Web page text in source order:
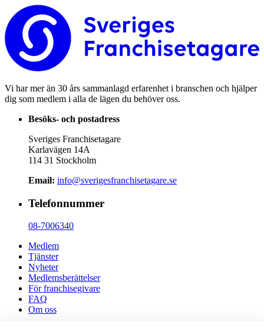
Vi har mer än 30 års sammanlagd erfarenhet i branschen och hjälper
dig som medlem i alla de lägen du behöver oss.
Besöks- och postadress
Sveriges Franchisetagare
Karlavägen 14A
114 31 Stockholm
Email: info@sverigesfranchisetagare.se
Telefonnummer
08-7006340
Medlem
Tjänster
Nyheter
Medlemsberättelser
För franchisegivare
FAQ
Om oss